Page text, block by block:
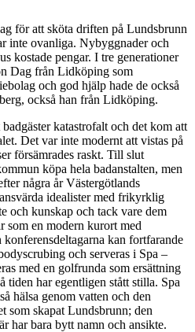
för att sköta driften på Lundsbrunn
inte ovanliga. Nybyggnader och
kostade pengar. I tre generationer
Dag från Lidköping som
och god hjälp hade de också
också han från Lidköping.
katastrofalt och det kom att
Det var inte modernt att vistas på
försämrades raskt. Till slut
köpa hela badanstalten, men
några år Västergötlands
idealister med frikyrklig
och kunskap och tack vare dem
som en modern kurort med
kan fortfarande
och serveras i Spa –
med en golfrunda som ersättning
tiden har egentligen stått stilla. Spa
hälsa genom vatten och den
som skapat Lundsbrunn; den
har bara bytt namn och ansikte.